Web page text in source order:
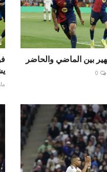
بين الماضي والحاضر
0